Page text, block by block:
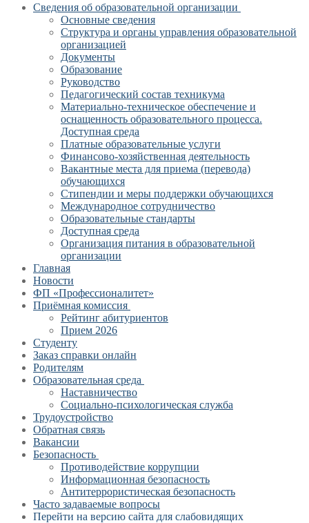
Сведения об образовательной организации
Основные сведения
Структура и органы управления образовательной
организацией
Документы
Образование
Руководство
Педагогический состав техникума
Материально-техническое обеспечение и
оснащенность образовательного процесса.
Доступная среда
Платные образовательные услуги
Финансово-хозяйственная деятельность
Вакантные места для приема (перевода)
обучающихся
Стипендии и меры поддержки обучающихся
Международное сотрудничество
Образовательные стандарты
Доступная среда
Организация питания в образовательной
организации
Главная
Новости
ФП «Профессионалитет»
Приёмная комиссия
Рейтинг абитуриентов
Прием 2026
Студенту
Заказ справки онлайн
Родителям
Образовательная среда
Наставничество
Социально-психологическая служба
Трудоустройство
Обратная связь
Вакансии
Безопасность
Противодействие коррупции
Информационная безопасность
Антитеррористическая безопасность
Часто задаваемые вопросы
Перейти на версию сайта для слабовидящих